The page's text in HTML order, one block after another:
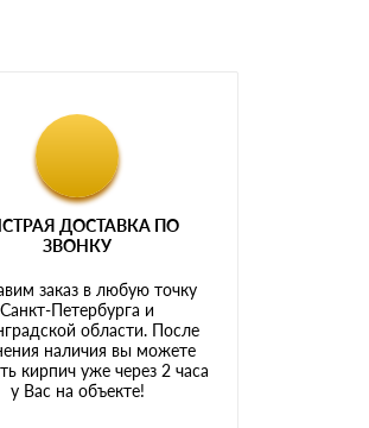
ДОСТАВКА ПО
ЗВОНКУ
заказ в любую точку
Санкт-Петербурга и
области. После
наличия вы можете
кирпич уже через 2 часа
у Вас на объекте!